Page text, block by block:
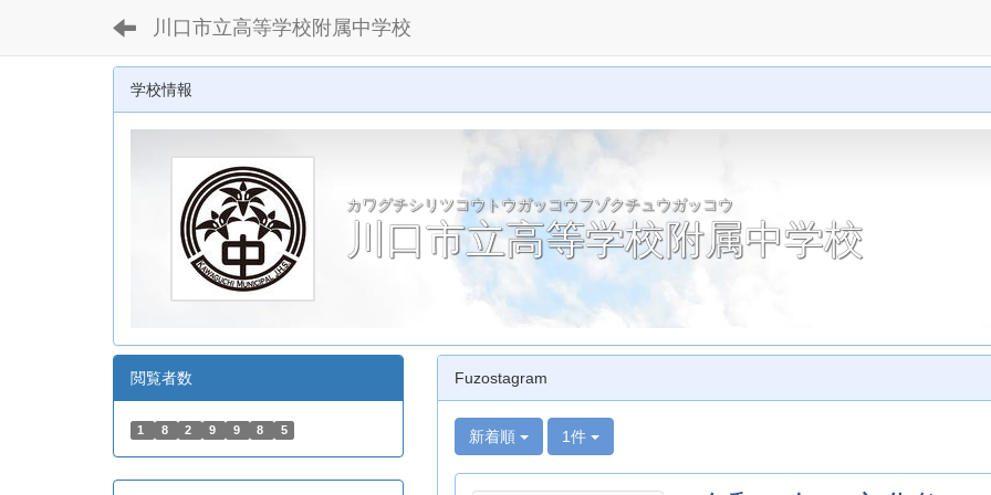
川口市立高等学校附属中学校
学校情報
カワグチシリツコウトウガッコウフゾクチュウガッコウ
川口市立高等学校附属中学校
Fuzostagram
新着順 1件
閲覧者数
1 8 2 9 9 8 5